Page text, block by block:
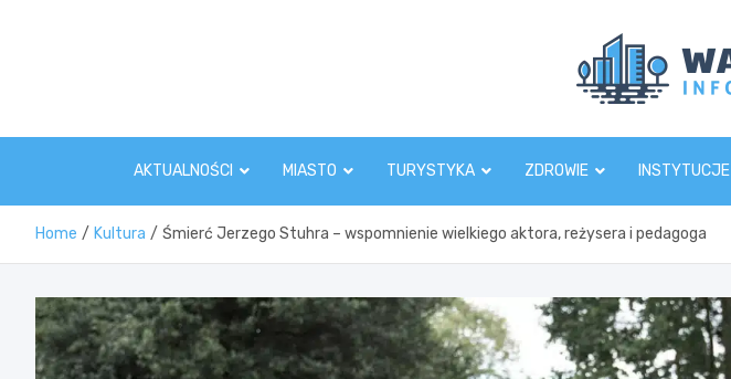
AKTUALNOŚCI MIASTO TURYSTYKA ZDROWIE INSTYTUCJE
Home Kultura Śmierć Jerzego Stuhra – wspomnienie wielkiego aktora, reżysera i pedagoga